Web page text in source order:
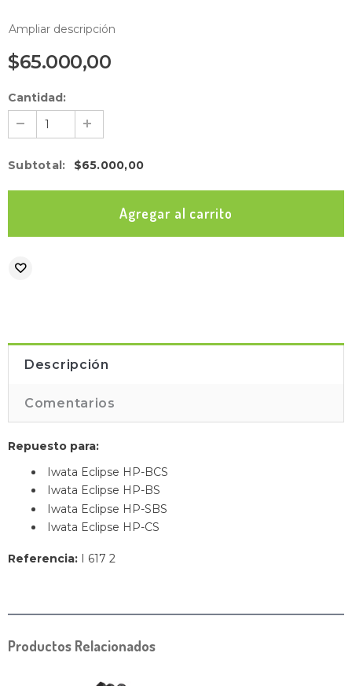
Ampliar descripción
$65.000,00
Cantidad:
Subtotal: $65.000,00
Descripción
Comentarios
Repuesto para:
Iwata Eclipse HP-BCS
Iwata Eclipse HP-BS
Iwata Eclipse HP-SBS
Iwata Eclipse HP-CS
Referencia: I 617 2
Productos Relacionados